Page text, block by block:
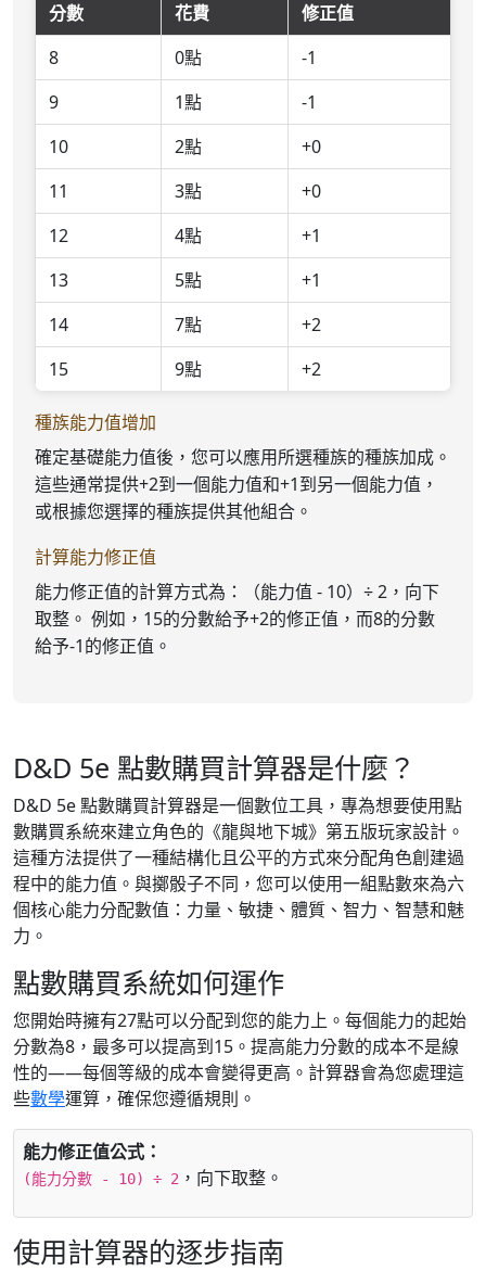
分數 花費
修正值
8
0點
-1
9
1點
-1
10
2點
+0
11
3點
+0
12
4點
+1
13
5點
+1
14
7點
+2
15
9點 +2
種族能力值增加
確定基礎能力值後，您可以應用所選種族的種族加成。
這些通常提供+2到一個能力值和+1到另一個能力值，
或根據您選擇的種族提供其他組合。
計算能力修正值
能力修正值的計算方式為：（能力值 - 10）÷ 2，向下
取整。 例如，15的分數給予+2的修正值，而8的分數
給予-1的修正值。
D&D 5e 點數購買計算器是什麼？
D&D 5e 點數購買計算器是一個數位工具，專為想要使用點
數購買系統來建立角色的《龍與地下城》第五版玩家設計。
這種方法提供了一種結構化且公平的方式來分配角色創建過
程中的能力值。與擲骰子不同，您可以使用一組點數來為六
個核心能力分配數值：力量、敏捷、體質、智力、智慧和魅
力。
點數購買系統如何運作
您開始時擁有27點可以分配到您的能力上。每個能力的起始
分數為8，最多可以提高到15。提高能力分數的成本不是線
性的——每個等級的成本會變得更高。計算器會為您處理這
些數學運算，確保您遵循規則。
能力修正值公式：
(能力分數 - 10) ÷ 2 ，向下取整。
使用計算器的逐步指南